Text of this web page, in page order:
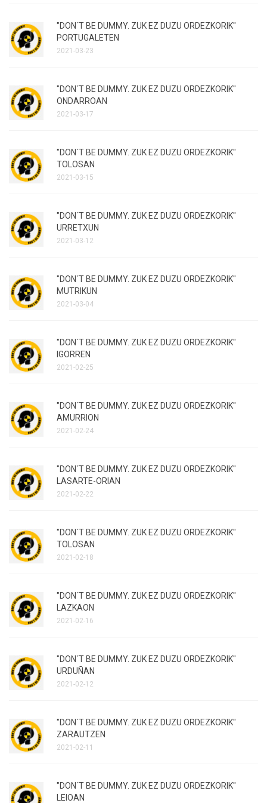
"DON´T BE DUMMY. ZUK EZ DUZU ORDEZKORIK"
PORTUGALETEN
2021-03-23
"DON´T BE DUMMY. ZUK EZ DUZU ORDEZKORIK"
ONDARROAN
2021-03-17
"DON´T BE DUMMY. ZUK EZ DUZU ORDEZKORIK"
TOLOSAN
2021-03-15
"DON´T BE DUMMY. ZUK EZ DUZU ORDEZKORIK"
URRETXUN
2021-03-12
"DON´T BE DUMMY. ZUK EZ DUZU ORDEZKORIK"
MUTRIKUN
2021-03-04
"DON´T BE DUMMY. ZUK EZ DUZU ORDEZKORIK"
IGORREN
2021-02-25
"DON´T BE DUMMY. ZUK EZ DUZU ORDEZKORIK"
AMURRION
2021-02-24
"DON´T BE DUMMY. ZUK EZ DUZU ORDEZKORIK"
LASARTE-ORIAN
2021-02-22
"DON´T BE DUMMY. ZUK EZ DUZU ORDEZKORIK"
TOLOSAN
2021-02-18
"DON´T BE DUMMY. ZUK EZ DUZU ORDEZKORIK"
LAZKAON
2021-02-16
"DON´T BE DUMMY. ZUK EZ DUZU ORDEZKORIK"
URDUÑAN
2021-02-12
"DON´T BE DUMMY. ZUK EZ DUZU ORDEZKORIK"
ZARAUTZEN
2021-02-11
"DON´T BE DUMMY. ZUK EZ DUZU ORDEZKORIK"
LEIOAN